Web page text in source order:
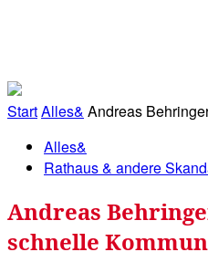
StartAlles& Andreas
Alles&
Rathaus & andere
Andreas
schnelle